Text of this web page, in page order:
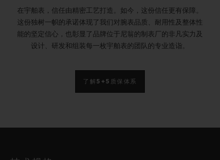
在宇舶表，信任由精密工艺打造。如今，这份信任更有保障。
这份独树一帜的承诺体现了我们对腕表品质、耐用性及整体性
能的坚定信心，也彰显了品牌位于尼翁的制表厂的非凡实力及
设计、研发和组装每一枚宇舶表的团队的专业造诣。
了解5+5质保体系